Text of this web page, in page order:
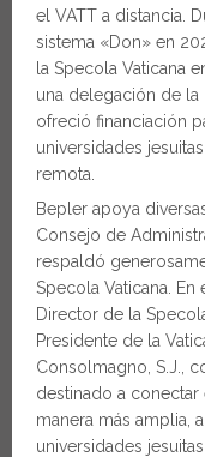
el VATT a distancia.
sistema «Don» en
la Specola Vaticana
una delegación de la
ofreció financiación
universidades
remota.
Bepler apoya
Consejo de
respaldó
Specola Vaticana. En
Director de la
Presidente de la
Consolmagno, S.J.,
destinado a
manera más amplia,
universidades